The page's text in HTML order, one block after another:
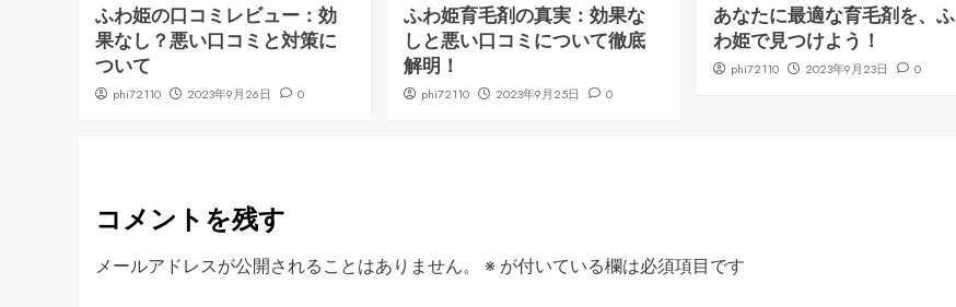
ふわ姫の口コミレビュー：効
果なし？悪い口コミと対策に
ついて
phi72110 2023年9月26日 0
ふわ姫育毛剤の真実：効果な
しと悪い口コミについて徹底
解明！
phi72110 2023年9月25日 0
あなたに最適な育毛剤を、ふ
わ姫で見つけよう！
phi72110 2023年9月23日 0
コメントを残す
メールアドレスが公開されることはありません。 ※ が付いている欄は必須項目です